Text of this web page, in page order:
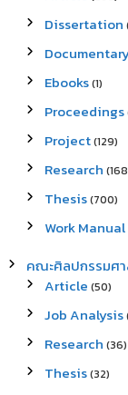
Dissertation
Ebooks(1)
Proceedings
Project(129)
Research
Thesis(700)
Work Manual
คณะศิลปกรรมศ
Article (50)
Job Analysis
Research (36)
Thesis(32)